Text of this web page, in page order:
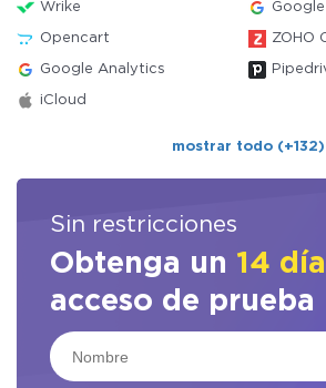
Wrike
Opencart ZOHO
Google Analytics
iCloud
mostrar todo (+132)
Sin restricciones
Obtenga un 14
acceso de prueba